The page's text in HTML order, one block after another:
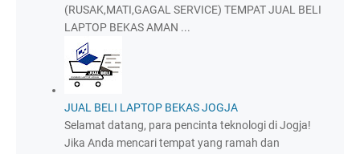
(RUSAK,MATI,GAGAL SERVICE) TEMPAT JUAL BELI
LAPTOP BEKAS AMAN ...
JUAL BELI LAPTOP BEKAS JOGJA
Selamat datang, para pencinta teknologi di Jogja!
Jika Anda mencari tempat yang ramah dan